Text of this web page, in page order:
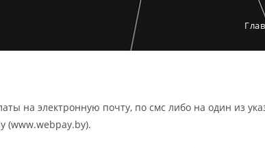
на электронную почту, по смс либо на один из
(www.webpay.by).